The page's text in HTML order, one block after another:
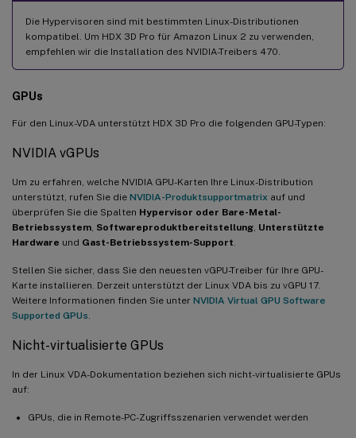
Die Hypervisoren sind mit bestimmten Linux-Distributionen
kompatibel. Um HDX 3D Pro für Amazon Linux 2 zu verwenden,
empfehlen wir die Installation des NVIDIA-Treibers 470.
GPUs
Für den Linux-VDA unterstützt HDX 3D Pro die folgenden GPU-Typen:
NVIDIA vGPUs
Um zu erfahren, welche NVIDIA GPU-Karten Ihre Linux-Distribution
unterstützt, rufen Sie die NVIDIA-Produktsupportmatrix auf und
überprüfen Sie die Spalten Hypervisor oder Bare-Metal-
Betriebssystem Softwareproduktbereitstellung Unterstützte
Hardware und Gast-Betriebssystem-Support
Stellen Sie sicher, dass Sie den neuesten vGPU-Treiber für Ihre GPU-
Karte installieren. Derzeit unterstützt der Linux VDA bis zu vGPU 17.
Weitere Informationen finden Sie unter NVIDIA Virtual GPU Software
Supported GPUs
Nicht-virtualisierte GPUs
In der Linux VDA-Dokumentation beziehen sich nicht-virtualisierte GPUs
auf:
GPUs, die in Remote-PC-Zugriffsszenarien verwendet werden